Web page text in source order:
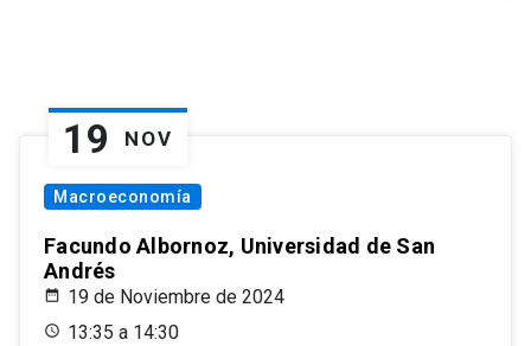
19 NOV
Macroeconomía
Facundo Albornoz, Universidad de San
Andrés
19 de Noviembre de 2024
13:35 a 14:30